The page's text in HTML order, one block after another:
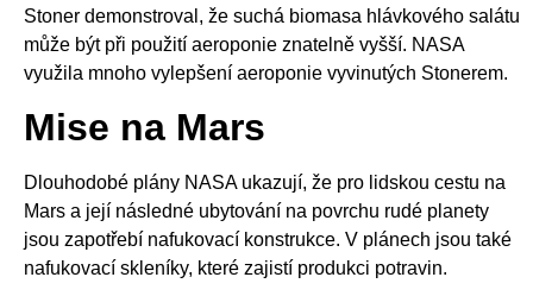
Stoner demonstroval, že suchá biomasa hlávkového salátu
může být při použití aeroponie znatelně vyšší. NASA
využila mnoho vylepšení aeroponie vyvinutých Stonerem.
Mise na Mars
Dlouhodobé plány NASA ukazují, že pro lidskou cestu na
Mars a její následné ubytování na povrchu rudé planety
jsou zapotřebí nafukovací konstrukce. V plánech jsou také
nafukovací skleníky, které zajistí produkci potravin.